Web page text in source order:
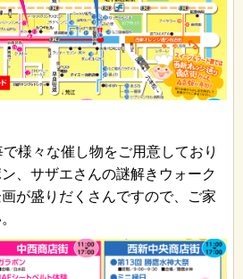
様々な催し物をご用意しており
、サザエさんの謎解きウォーク
が盛りだくさんですので、ご家